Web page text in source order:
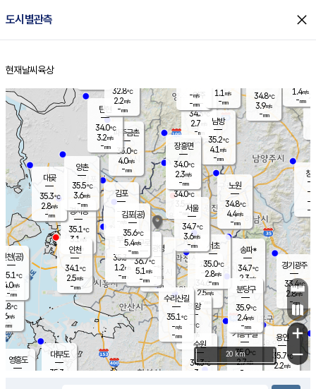
도시별관측 close
홈
현재날씨 육상
의도
℃
m/s
mm
영흥도
양주
34.3℃
2.7
-mm
과천
34.6℃
2.5m/s
- mm
용인
35.7℃
2.2m/s
경기광주
33.4℃
2.8m/s
-mm
대부도
35.3
경서동
35.1℃
3.1 m/s
-mm
파주금촌
35.0℃
4.0m/s
-mm
34.8℃
3.9m/s
-mm
대곶
35.3℃
2.8m/s
-mm
창
-
-m/
-
탄현
34.0℃
3.2m/s
-mm
1.4m/s
-mm
의왕
- ℃
m/s
mm
김포
- ℃
-m/s
mm
광명
- ℃
-m/s
-mm
부천
35.3℃
1.2m/s
-mm
양촌
35.5℃
3.6m/s
-mm
구로
36.7℃
5.1 m/s
-mm
은평
34.0℃
3.5 m/s
- mm
노원
34.8℃
4.4m/s
-mm
송파*
34.7℃
2.3m/s
-mm
서초
35.0℃
2.8m/s
-mm
남방
35.2℃
4.1 m/s
-mm
기흥구갈
35.0℃
2.7m/s
-
수리산길
35.1℃
-m/s
-mm
분당구
35.9℃
2.4m/s
-mm
장흥면
34.0℃
2.3m/s
-mm
-m/s
-mm
인천(공)
35.1℃
4.0m/s
-mm
김포(공)
35.6℃
5.4m/s
-mm
수원
34.3℃
3 m/s
인천
34.1℃
2.5m/s
-mm
서울
34.7℃
3.6m/s
-mm
32.8℃
2.2m/s
-mm
1.1 m/s
-mm
+
−
20 km